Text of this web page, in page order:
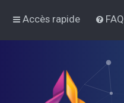
Accès rapide FAQ